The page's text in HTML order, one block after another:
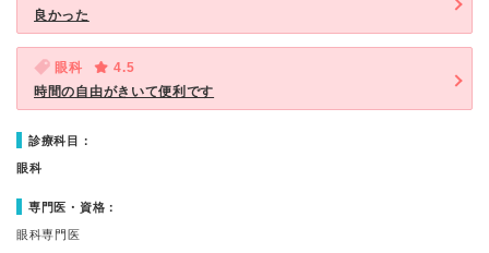
良かった
眼科
4.5
時間の自由がきいて便利です
診療科目：
眼科
専門医・資格：
眼科専門医